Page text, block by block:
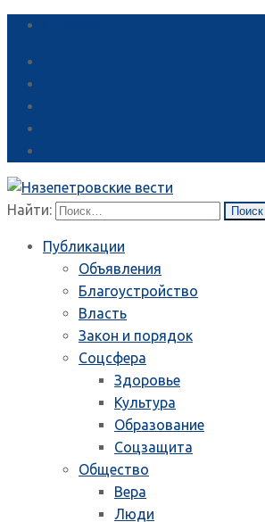
Найти:
Публикации
Объявления
Благоустройство
Власть
Закон и порядок
Соцсфера
Здоровье
Культура
Образование
Соцзащита
Общество
Вера
Люди